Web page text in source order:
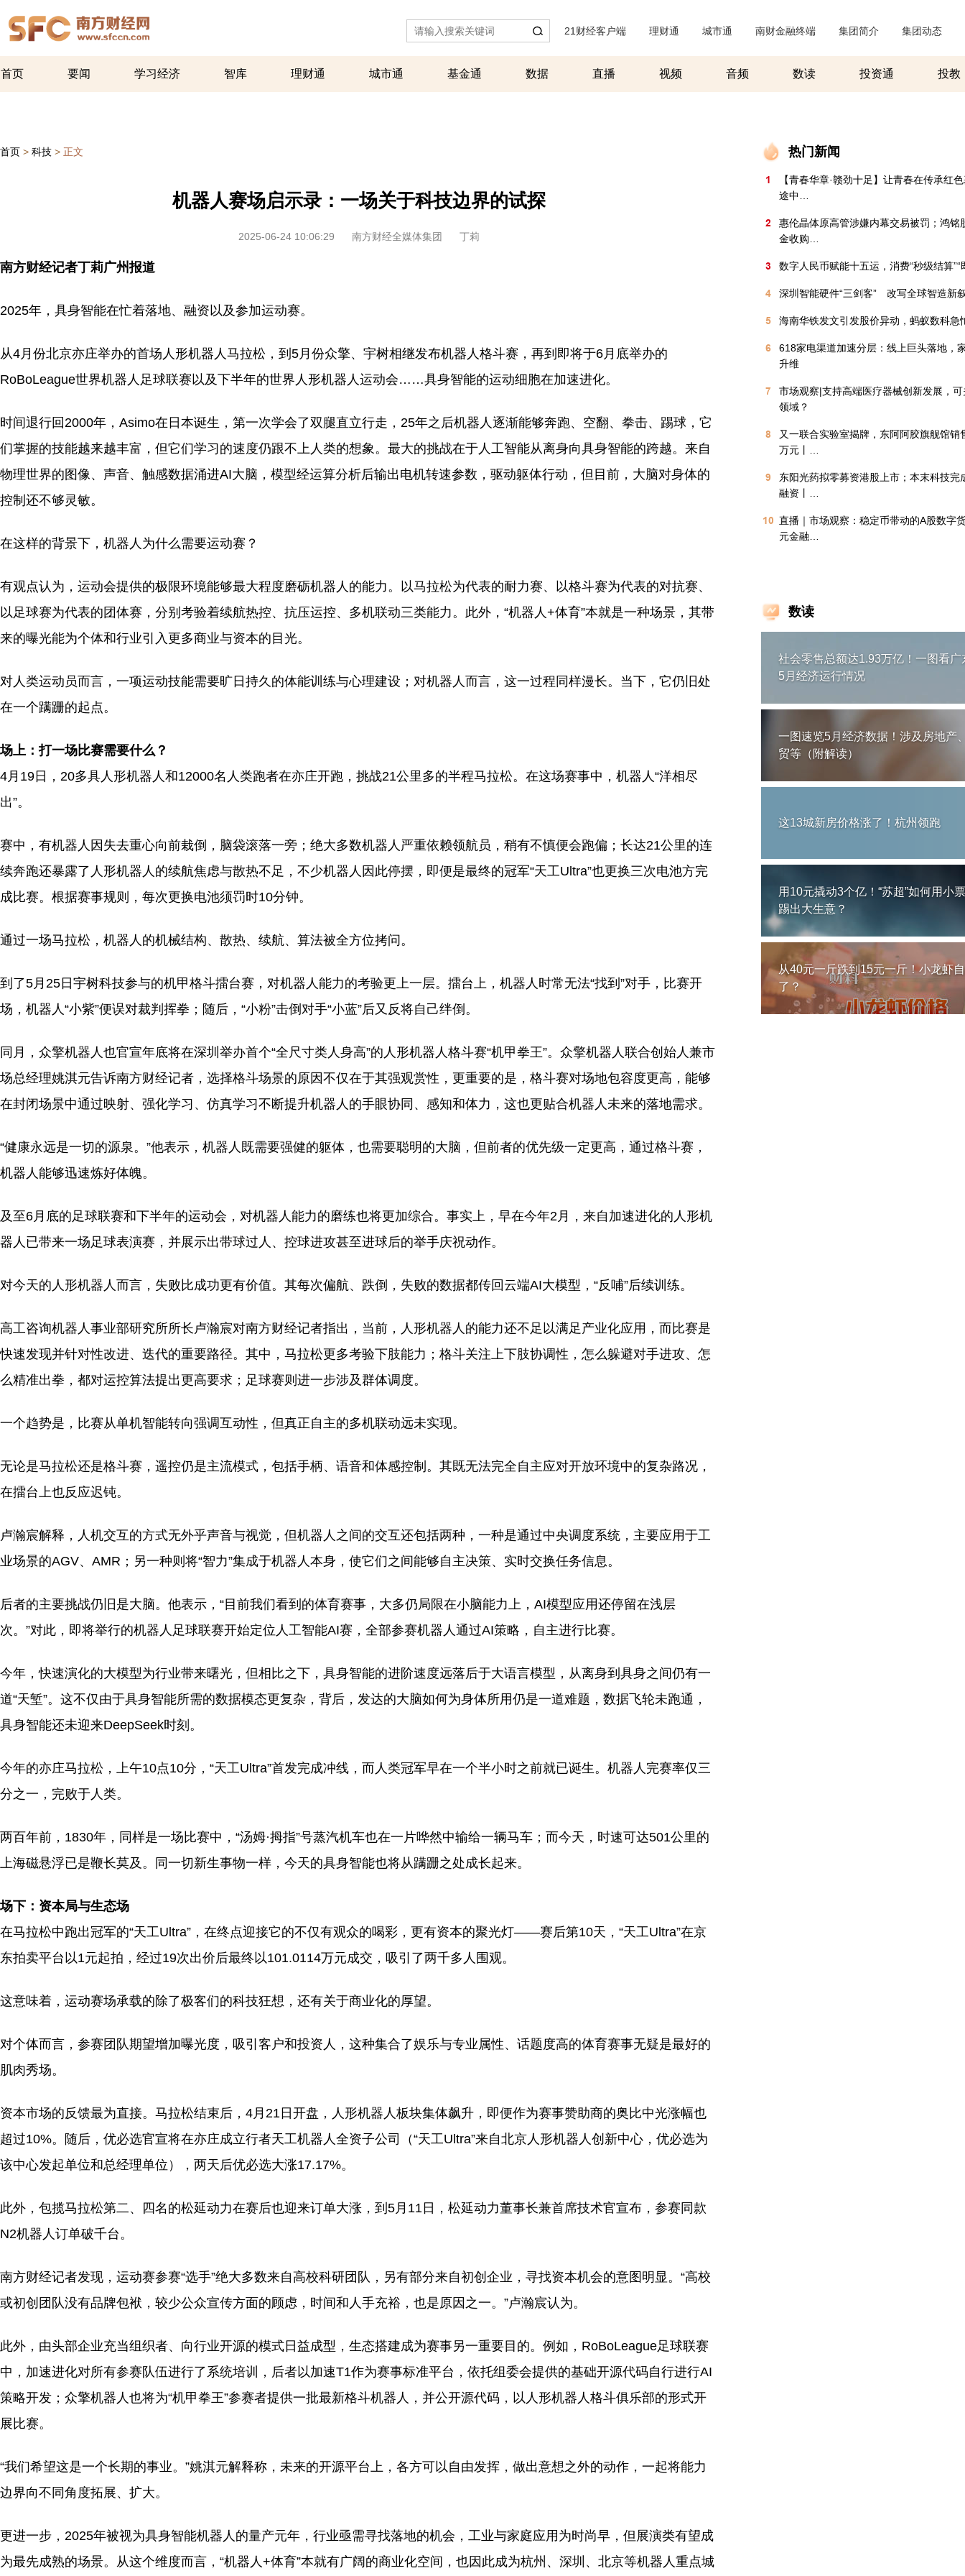
21财经客户端 理财通 城市通 南财金融终端 集团简介 集团动态
首页 要闻 学习经济 智库 理财通 城市通 基金通 数据 直播 视频 音频 数读 投资通 投教
首页 > 科技 > 正文
机器人赛场启示录：一场关于科技边界的试探
2025-06-24 10:06:29 南方财经全媒体集团 丁莉
南方财经记者丁莉广州报道
2025年，具身智能在忙着落地、融资以及参加运动赛。
从4月份北京亦庄举办的首场人形机器人马拉松，到5月份众擎、宇树相继发布机器人格斗赛，再到即将于6月底举办的
RoBoLeague世界机器人足球联赛以及下半年的世界人形机器人运动会……具身智能的运动细胞在加速进化。
时间退行回2000年，Asimo在日本诞生，第一次学会了双腿直立行走，25年之后机器人逐渐能够奔跑、空翻、拳击、踢球，它
们掌握的技能越来越丰富，但它们学习的速度仍跟不上人类的想象。最大的挑战在于人工智能从离身向具身智能的跨越。来自
物理世界的图像、声音、触感数据涌进AI大脑，模型经运算分析后输出电机转速参数，驱动躯体行动，但目前，大脑对身体的
控制还不够灵敏。
在这样的背景下，机器人为什么需要运动赛？
有观点认为，运动会提供的极限环境能够最大程度磨砺机器人的能力。以马拉松为代表的耐力赛、以格斗赛为代表的对抗赛、
以足球赛为代表的团体赛，分别考验着续航热控、抗压运控、多机联动三类能力。此外，“机器人+体育”本就是一种场景，其带
来的曝光能为个体和行业引入更多商业与资本的目光。
对人类运动员而言，一项运动技能需要旷日持久的体能训练与心理建设；对机器人而言，这一过程同样漫长。当下，它仍旧处
在一个蹒跚的起点。
场上：打一场比赛需要什么？
4月19日，20多具人形机器人和12000名人类跑者在亦庄开跑，挑战21公里多的半程马拉松。在这场赛事中，机器人“洋相尽
出”。
赛中，有机器人因失去重心向前栽倒，脑袋滚落一旁；绝大多数机器人严重依赖领航员，稍有不慎便会跑偏；长达21公里的连
续奔跑还暴露了人形机器人的续航焦虑与散热不足，不少机器人因此停摆，即便是最终的冠军“天工Ultra”也更换三次电池方完
成比赛。根据赛事规则，每次更换电池须罚时10分钟。‌
通过一场马拉松，机器人的机械结构、散热、续航、算法被全方位拷问。
到了5月25日宇树科技参与的机甲格斗擂台赛，对机器人能力的考验更上一层。擂台上，机器人时常无法“找到”对手，比赛开
场，机器人“小紫”便误对裁判挥拳；随后，“小粉”击倒对手“小蓝”后又反将自己绊倒。
同月，众擎机器人也官宣年底将在深圳举办首个“全尺寸类人身高”的人形机器人格斗赛“机甲拳王”。众擎机器人联合创始人兼市
场总经理姚淇元告诉南方财经记者，选择格斗场景的原因不仅在于其强观赏性，更重要的是，格斗赛对场地包容度更高，能够
在封闭场景中通过映射、强化学习、仿真学习不断提升机器人的手眼协同、感知和体力，这也更贴合机器人未来的落地需求。
“健康永远是一切的源泉。”他表示，机器人既需要强健的躯体，也需要聪明的大脑，但前者的优先级一定更高，通过格斗赛，
机器人能够迅速炼好体魄。
及至6月底的足球联赛和下半年的运动会，对机器人能力的磨练也将更加综合。事实上，早在今年2月，来自加速进化的人形机
器人已带来一场足球表演赛，并展示出带球过人、控球进攻甚至进球后的举手庆祝动作。
对今天的人形机器人而言，失败比成功更有价值。其每次偏航、跌倒，失败的数据都传回云端AI大模型，“反哺”后续训练。
高工咨询机器人事业部研究所所长卢瀚宸对南方财经记者指出，当前，人形机器人的能力还不足以满足产业化应用，而比赛是
快速发现并针对性改进、迭代的重要路径。其中，马拉松更多考验下肢能力；格斗关注上下肢协调性，怎么躲避对手进攻、怎
么精准出拳，都对运控算法提出更高要求；足球赛则进一步涉及群体调度。
一个趋势是，比赛从单机智能转向强调互动性，但真正自主的多机联动远未实现。
无论是马拉松还是格斗赛，遥控仍是主流模式，包括手柄、语音和体感控制。其既无法完全自主应对开放环境中的复杂路况，
在擂台上也反应迟钝。
卢瀚宸解释，人机交互的方式无外乎声音与视觉，但机器人之间的交互还包括两种，一种是通过中央调度系统，主要应用于工
业场景的AGV、AMR；另一种则将“智力”集成于机器人本身，使它们之间能够自主决策、实时交换任务信息。
后者的主要挑战仍旧是大脑。他表示，“目前我们看到的体育赛事，大多仍局限在小脑能力上，AI模型应用还停留在浅层
次。”对此，即将举行的机器人足球联赛开始定位人工智能AI赛，全部参赛机器人通过AI策略，自主进行比赛。
今年，快速演化的大模型为行业带来曙光，但相比之下，具身智能的进阶速度远落后于大语言模型，从离身到具身之间仍有一
道“天堑”。这不仅由于具身智能所需的数据模态更复杂，背后，发达的大脑如何为身体所用仍是一道难题，数据飞轮未跑通，
具身智能还未迎来DeepSeek时刻。
今年的亦庄马拉松，上午10点10分，“天工Ultra”首发完成冲线，而人类冠军早在一个半小时之前就已诞生。机器人完赛率仅三
分之一，完败于人类。
两百年前，1830年，同样是一场比赛中，“汤姆·拇指”号蒸汽机车也在一片哗然中输给一辆马车；而今天，时速可达501公里的
上海磁悬浮已是鞭长莫及。同一切新生事物一样，今天的具身智能也将从蹒跚之处成长起来。
场下：资本局与生态场
在马拉松中跑出冠军的“天工Ultra”，在终点迎接它的不仅有观众的喝彩，更有资本的聚光灯——赛后第10天，“天工Ultra”在京
东拍卖平台以1元起拍，经过19次出价后最终以101.0114万元成交，吸引了两千多人围观。
这意味着，运动赛场承载的除了极客们的科技狂想，还有关于商业化的厚望。
对个体而言，参赛团队期望增加曝光度，吸引客户和投资人，这种集合了娱乐与专业属性、话题度高的体育赛事无疑是最好的
肌肉秀场。
资本市场的反馈最为直接。马拉松结束后，4月21日开盘，人形机器人板块集体飙升，即便作为赛事赞助商的奥比中光涨幅也
超过10%。随后，优必选官宣将在亦庄成立行者天工机器人全资子公司（“天工Ultra”来自北京人形机器人创新中心，优必选为
该中心发起单位和总经理单位），两天后优必选大涨17.17%。
此外，包揽马拉松第二、四名的松延动力在赛后也迎来订单大涨，到5月11日，松延动力董事长兼首席技术官宣布，参赛同款
N2机器人订单破千台。
南方财经记者发现，运动赛参赛“选手”绝大多数来自高校科研团队，另有部分来自初创企业，寻找资本机会的意图明显。“高校
或初创团队没有品牌包袱，较少公众宣传方面的顾虑，时间和人手充裕，也是原因之一。”卢瀚宸认为。
此外，由头部企业充当组织者、向行业开源的模式日益成型，生态搭建成为赛事另一重要目的。例如，RoBoLeague足球联赛
中，加速进化对所有参赛队伍进行了系统培训，后者以加速T1作为赛事标准平台，依托组委会提供的基础开源代码自行进行AI
策略开发；众擎机器人也将为“机甲拳王”参赛者提供一批最新格斗机器人，并公开源代码，以人形机器人格斗俱乐部的形式开
展比赛。
“我们希望这是一个长期的事业。”姚淇元解释称，未来的开源平台上，各方可以自由发挥，做出意想之外的动作，一起将能力
边界向不同角度拓展、扩大。
更进一步，2025年被视为具身智能机器人的量产元年，行业亟需寻找落地的机会，工业与家庭应用为时尚早，但展演类有望成
为最先成熟的场景。从这个维度而言，“机器人+体育”本就有广阔的商业化空间，也因此成为杭州、深圳、北京等机器人重点城
热门新闻
1
【青春华章·赣劲十足】让青春在传承红
途中…
2
惠伦晶体原高管涉嫌内幕交易被罚；鸿铭
金收购…
3 数字人民币赋能十五运，消费“秒级结算”“
4 深圳智能硬件“三剑客” 改写全球智造新
5 海南华铁发文引发股价异动，蚂蚁数科急
6
618家电渠道加速分层：线上巨头落地，
升维
7
市场观察|支持高端医疗器械创新发展，
领域？
8
又一联合实验室揭牌，东阿阿胶旗舰馆销
万元丨…
9
东阳光药拟零募资港股上市；本末科技完
融资丨…
10 直播｜市场观察：稳定币带动的A股数字
元金融…
数读
社会零售总额达1.93万亿！一图看广
5月经济运行情况
一图速览5月经济数据！涉及房地产
贸等（附解读）
这13城新房价格涨了！杭州领跑
用10元撬动3个亿！“苏超”如何用小
踢出大生意？
从40元一斤跌到15元一斤！小龙虾
了？